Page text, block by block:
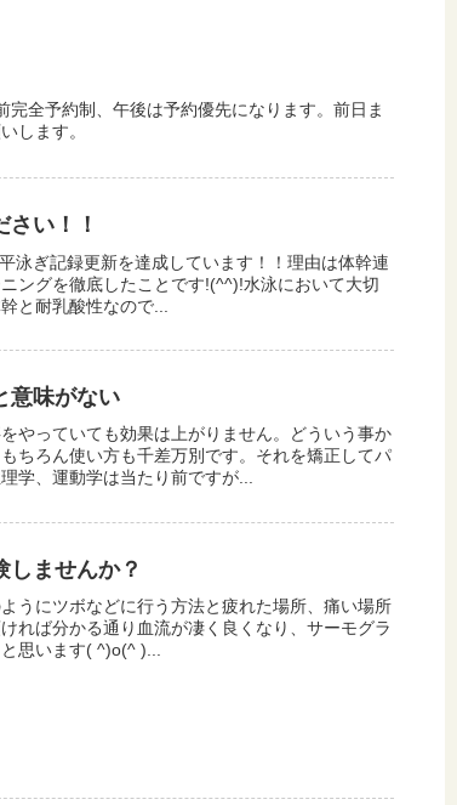
全予約制、午後は予約優先になります。前日ま
します。
い！！
泳ぎ記録更新を達成しています！！理由は体幹連
ングを徹底したことです!(^^)!水泳において大切
と耐乳酸性なので...
意味がない
やっていても効果は上がりません。どういう事か
ちろん使い方も千差万別です。それを矯正してパ
学、運動学は当たり前ですが...
しませんか？
うにツボなどに行う方法と疲れた場所、痛い場所
れば分かる通り血流が凄く良くなり、サーモグラ
思います( ^)o(^ )...